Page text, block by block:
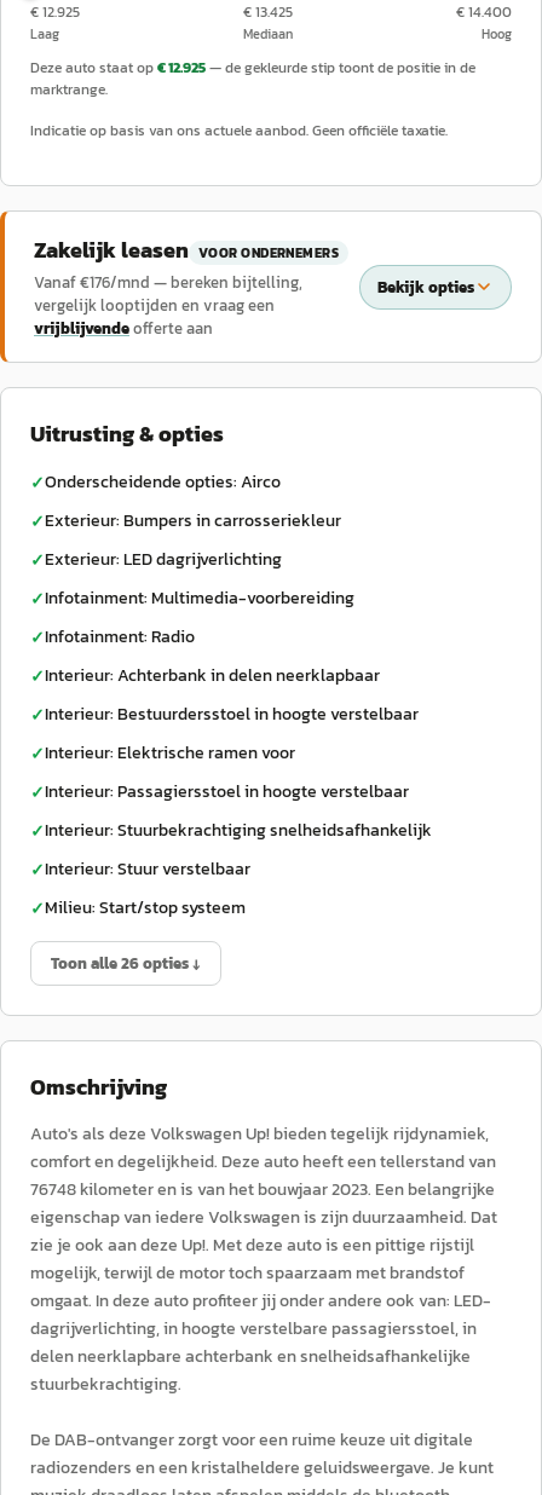
€ 12.925
Laag
€ 13.425
Mediaan
€ 14.400
Hoog
Deze auto staat op€ 12.925— de gekleurde stip toont de positie in de
marktrange.
Indicatie op basis van ons actuele aanbod. Geen officiële taxatie.
Zakelijk leasen VOOR ONDERNEMERS
Vanaf €176/mnd — bereken bijtelling,
vergelijk looptijden en vraag een
vrijblijvendeofferte aan
Bekijk opties
Uitrusting & opties
✓Onderscheidende opties: Airco
✓Exterieur: Bumpers in carrosseriekleur
✓Exterieur: LED dagrijverlichting
✓Infotainment: Multimedia-voorbereiding
✓Infotainment: Radio
✓Interieur: Achterbank in delen neerklapbaar
✓Interieur: Bestuurdersstoel in hoogte verstelbaar
✓Interieur: Elektrische ramen voor
✓Interieur: Passagiersstoel in hoogte verstelbaar
✓Interieur: Stuurbekrachtiging snelheidsafhankelijk
✓Interieur: Stuur verstelbaar
✓Milieu: Start/stop systeem
Toon alle 26 opties ↓
Omschrijving
Auto's als deze Volkswagen Up! bieden tegelijk rijdynamiek,
comfort en degelijkheid. Deze auto heeft een tellerstand van
76748 kilometer en is van het bouwjaar 2023. Een belangrijke
eigenschap van iedere Volkswagen is zijn duurzaamheid. Dat
zie je ook aan deze Up!. Met deze auto is een pittige rijstijl
mogelijk, terwijl de motor toch spaarzaam met brandstof
omgaat. In deze auto profiteer jij onder andere ook van: LED-
dagrijverlichting, in hoogte verstelbare passagiersstoel, in
delen neerklapbare achterbank en snelheidsafhankelijke
stuurbekrachtiging.
De DAB-ontvanger zorgt voor een ruime keuze uit digitale
radiozenders en een kristalheldere geluidsweergave. Je kunt